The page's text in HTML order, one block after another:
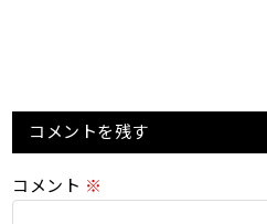
コメントを残す
コメント ※